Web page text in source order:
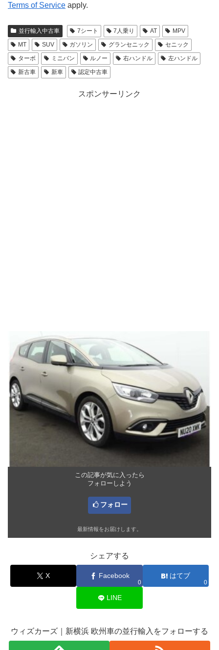
Terms of Service apply.
並行輸入中古車 7シート 7人乗り AT
MPV
MT
SUV ガソリン グランセニック
セニック
ターボ
ミニバン ルノー 右ハンドル
左ハンドル
新古車
新車 認定中古車
スポンサーリンク
この記事が気に入ったら
フォローしよう
フォロー
最新情報をお届けします。
シェアする
X Facebook
0
はてブ
0
LINE
ウィズカーズ｜新横浜 欧州車の並行輸入をフォローする